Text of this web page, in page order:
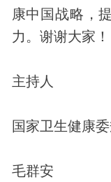
康中国战略，
力。谢谢大家！
主持人
国家卫生健康
毛群安